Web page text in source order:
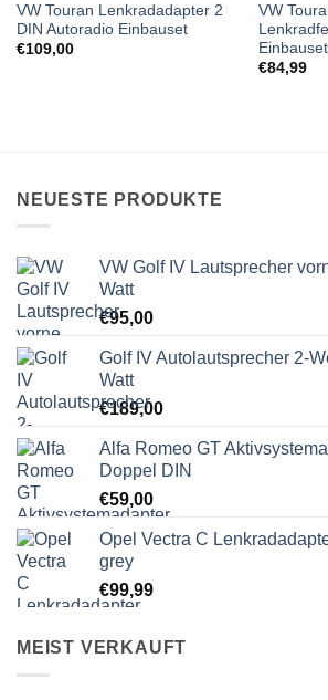
VW Touran Lenkradadapter 2
DIN Autoradio Einbauset
€109,00
VW
Einbauset
€84,99
NEUESTE PRODUKTE
VW Golf IV Lautsprecher
Watt
€95,00
Golf IV Autolautsprecher 2-
Watt
€189,00
Alfa Romeo GT
Doppel DIN
€59,00
Opel Vectra C
grey
€99,99
MEIST VERKAUFT